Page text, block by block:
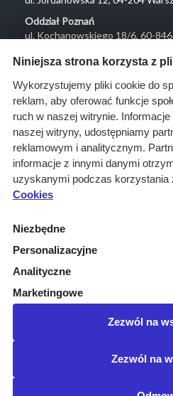
Oddział Poznań
ul. Kochanowskiego 18/6, 60-846
Menu
O nas
Rozwiązania
Monitoring
przetargów
Raporty
przetargowe
Kontakt
Kontakt
Infolinia 800 800 707
kontakt@pressinfo.pl
Niniejsza strona korzysta z
Wykorzystujemy pliki cookie do
reklam, aby oferować funkcje
ruch w naszej witrynie.
naszej witryny, udostępniamy
reklamowym i analitycznym.
informacje z innymi danymi
uzyskanymi podczas korzystania
Cookies
Niezbędne
Personalizacyjne
Analityczne
Marketingowe
Zezwól na
Zezwól na